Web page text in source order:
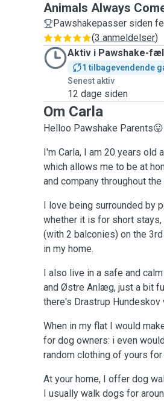
Animals Always
Pawshakepasser siden
(3 anmeldelser)
Aktiv i Pawshake-
1 tilbagevendende
Senest aktiv
12 dage siden
Om Carla
Helloo Pawshake
I'm Carla, I am 20 years old
which allows me to be at
and company throughout
I love being surrounded by
whether it is for short
(with 2 balconies) on the
in my home.
I also live in a safe and
and Østre Anlæg, just a bit
there's Drastrup
When in my flat I would
for dog owners: i even
random clothing of yours
At your home, I offer dog
I usually walk dogs for